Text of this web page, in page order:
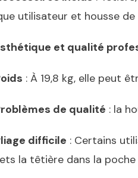
utilisateur et housse
et qualité
: À 19,8 kg, elle peut
de qualité : la
difficile : Certains
la têtière dans la